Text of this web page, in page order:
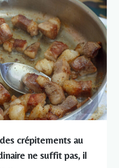
crépitements au
ne suffit pas, il